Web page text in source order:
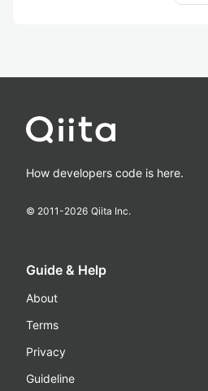
How developers code is here.
© 2011-2026 Qiita Inc.
Guide & Help
About
Terms
Privacy
Guideline